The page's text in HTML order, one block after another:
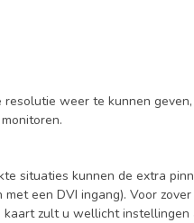
weer te kunnen
situaties kunnen de extra
een DVI ingang). Voor zover
kaart zult u wellicht instellingen